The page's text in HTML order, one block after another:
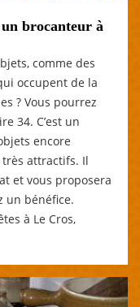
brocanteur à
comme des
occupent de la
? Vous pourrez
34. C’est un
encore
très attractifs. Il
et vous proposera
un bénéfice.
à Le Cros,